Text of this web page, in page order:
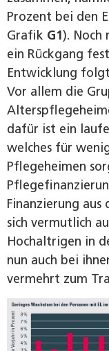
Prozent bei den
Grafik G1). Noch
ein Rückgang
Entwicklung
Vor allem die
dafür ist ein
welches für
Pflegeheimen
Finanzierung aus
sich vermutlich
Hochaltrigen in
nun auch bei
vermehrt zum